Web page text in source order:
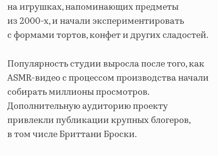
на игрушках, напоминающих предметы
из 2000-х, и начали экспериментировать
с формами тортов, конфет и других сладостей.
Популярность студии выросла после того, как
ASMR-видео с процессом производства начали
собирать миллионы просмотров.
Дополнительную аудиторию проекту
привлекли публикации крупных блогеров,
в том числе Бриттани Броски.